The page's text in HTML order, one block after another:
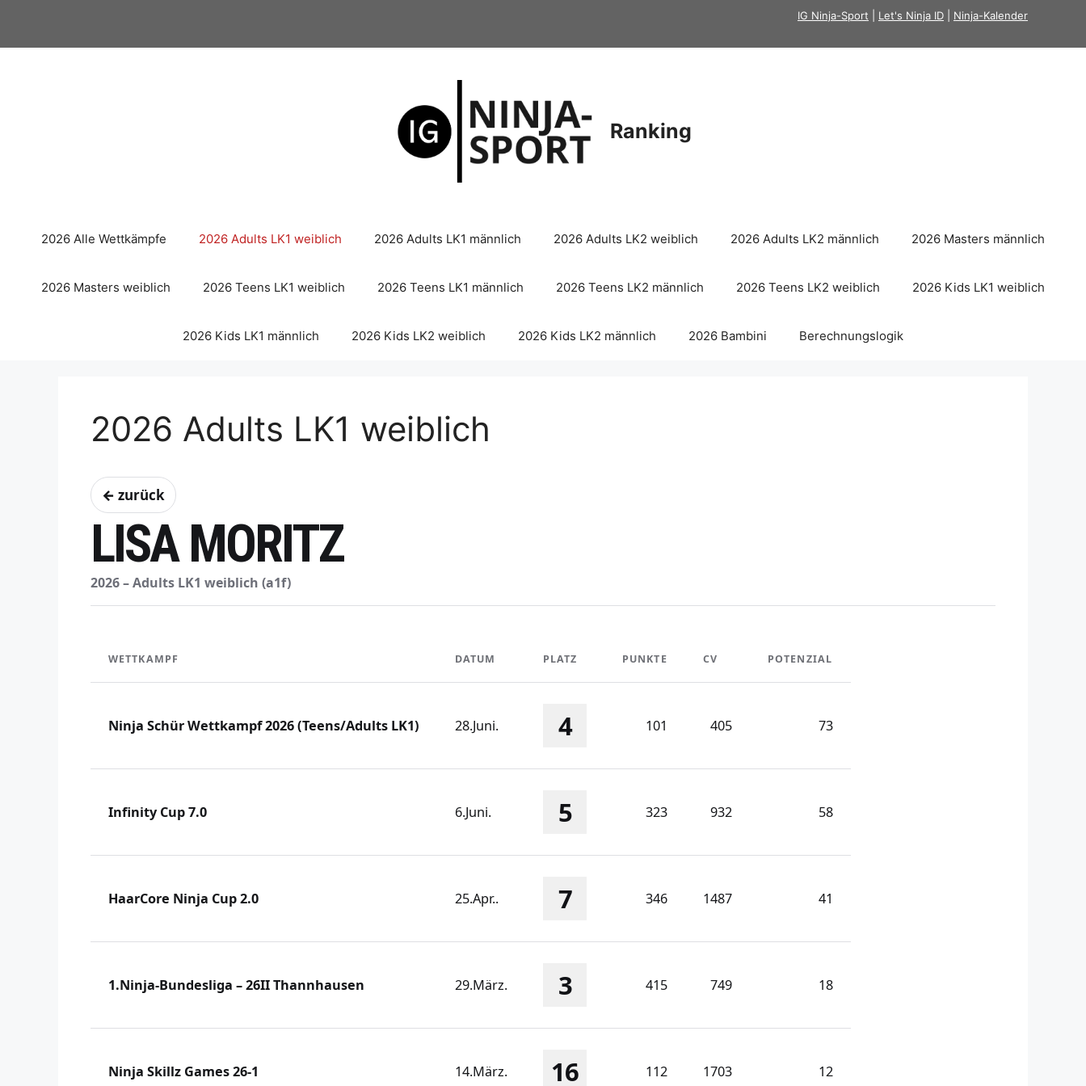
springen
IG Ninja-Sport Let's Ninja ID Ninja-Kalender
Ranking
2026 Alle Wettkämpfe 2026 Adults LK1 weiblich 2026 Adults LK1 männlich 2026 Adults LK2 weiblich 2026 Adults LK2 männlich 2026 Masters männlich
2026 Masters weiblich 2026 Teens LK1 weiblich 2026 Teens LK1 männlich 2026 Teens LK2 männlich 2026 Teens LK2 weiblich 2026 Kids LK1 weiblich
2026 Kids LK1 männlich 2026 Kids LK2 weiblich 2026 Kids LK2 männlich 2026 Bambini Berechnungslogik
2026 Adults LK1 weiblich
← zurück
LISA MORITZ
2026 – Adults LK1 weiblich (a1f)
WETTKAMPF DATUM PLATZ PUNKTE CV POTENZIAL
Ninja Schür Wettkampf 2026 (Teens/Adults LK1) 28.Juni. 4 101 405 73
Infinity Cup 7.0 6.Juni. 5 323 932 58
HaarCore Ninja Cup 2.0 25.Apr.. 7 346 1487 41
1.Ninja-Bundesliga – 26II Thannhausen 29.März. 3 415 749 18
Ninja Skillz Games 26-1 14.März. 16 112 1703 12